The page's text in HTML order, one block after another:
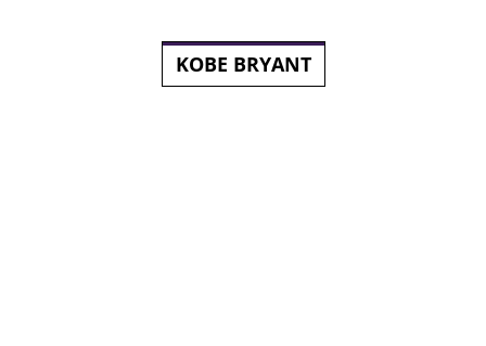
KOBE BRYANT